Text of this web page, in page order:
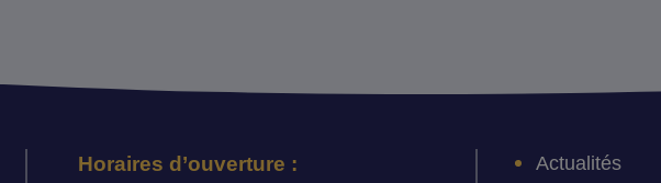
Horaires d’ouverture : Actualités